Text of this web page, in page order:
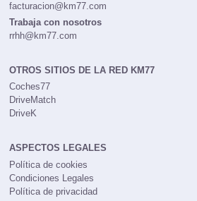
facturacion@km77.com
Trabaja con nosotros
rrhh@km77.com
OTROS SITIOS DE LA RED KM77
Coches77
DriveMatch
DriveK
ASPECTOS LEGALES
Política de cookies
Condiciones Legales
Política de privacidad